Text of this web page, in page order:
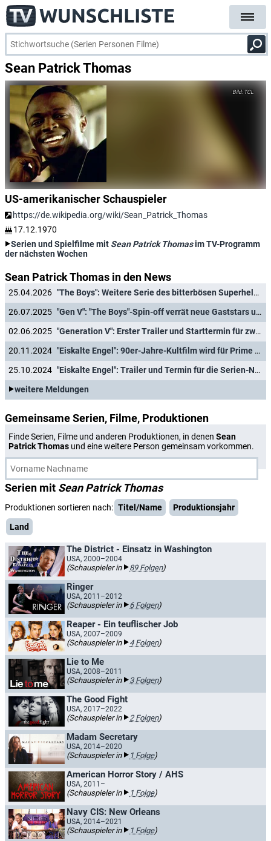
Sean Patrick Thomas
TCL
US-amerikanischer Schauspieler
https://de.wikipedia.org/wiki/Sean_Patrick_Thomas
17.12.1970
Serien und Spielfilme mit Sean Patrick Thomasim TV-Programm
der nächsten Wochen
Sean Patrick Thomas in den News
25.04.2026
"The Boys": Weitere Serie des bitterbösen Superhelden-Franchises abgesetzt
26.07.2025
"Gen V": "The Boys"-Spin-off verrät neue Gaststars und frisches Geheimnis
02.06.2025
"Generation V": Erster Trailer und Starttermin für zweite Staffel des "The Boys"-Ablegers
20.11.2024
"Eiskalte Engel": 90er-Jahre-Kultfilm wird für Prime Video auf Staffellänge gestreckt
25.10.2024
"Eiskalte Engel": Trailer und Termin für die Serien-Neuauflage
weitere Meldungen
Gemeinsame Serien, Filme, Produktionen
Finde Serien, Filme und anderen Produktionen, in denen Sean
Patrick Thomas und eine weitere Person gemeinsam vorkommen.
Serien mit Sean Patrick Thomas
Produktionen sortieren nach: Titel/Name
Produktionsjahr
Land
The District - Einsatz in Washington
USA, 2000–2004
(Schauspieler in 89 Folgen)
Ringer
USA, 2011–2012
(Schauspieler in 6 Folgen)
Reaper - Ein teuflischer Job
USA, 2007–2009
(Schauspieler in 4 Folgen)
Lie to Me
USA, 2008–2011
(Schauspieler in 3 Folgen)
The Good Fight
USA, 2017–2022
(Schauspieler in 2 Folgen)
Madam Secretary
USA, 2014–2020
(Schauspieler in 1 Folge)
American Horror Story / AHS
USA, 2011–
(Schauspieler in 1 Folge)
Navy CIS: New Orleans
USA, 2014–2021
(Schauspieler in 1 Folge)